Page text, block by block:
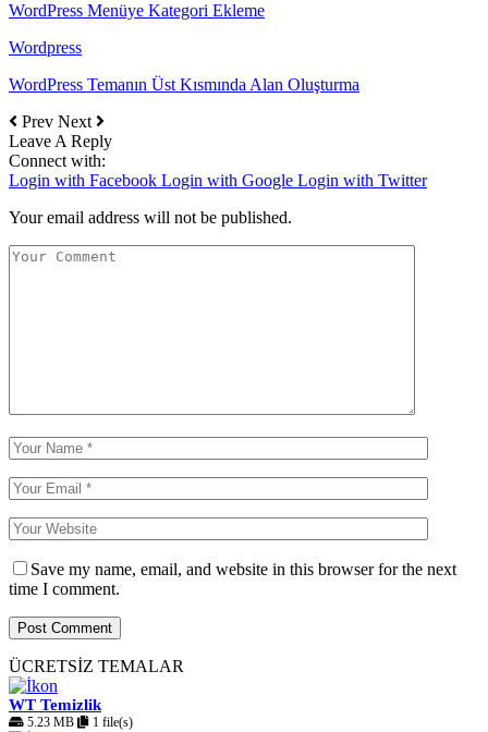
WordPress Menüye Kategori Ekleme
Wordpress
WordPress Temanın Üst Kısmında Alan Oluşturma
Prev Next
Leave A Reply
Connect with:
Login with Facebook Login with Google Login with Twitter
Your email address will not be published.
Save my name, email, and website in this browser for the next
time I comment.
ÜCRETSİZ TEMALAR
WT Temizlik
5.23 MB 1 file(s)